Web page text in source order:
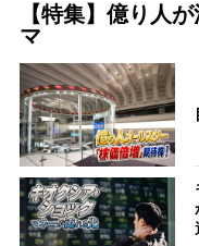
【特集】億り人
マ